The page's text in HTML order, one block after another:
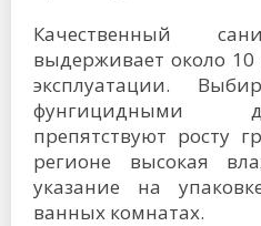
Качественный
выдерживает около
эксплуатации.
фунгицидными
препятствуют росту
регионе высокая
указание на
ванных комнатах.